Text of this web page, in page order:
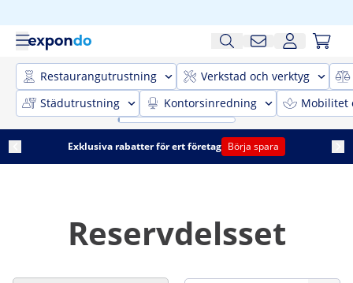
Restaurangutrustning
Verkstad och verktyg
Städutrustning
Kontorsinredning Mobilitet
Exklusiva rabatter för ert företag Börja spara
Reservdelsset